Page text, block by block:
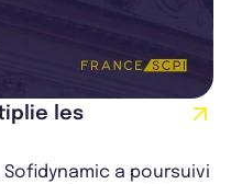
les
a poursuivi